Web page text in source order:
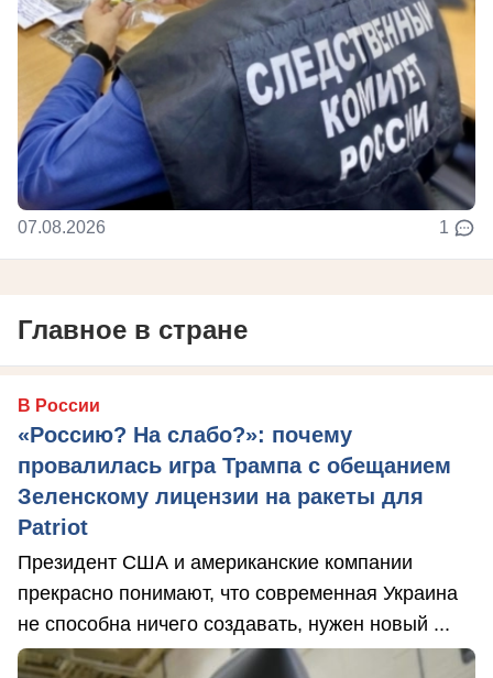
07.08.2026 1
Главное в стране
В России
«Россию? На слабо?»: почему
провалилась игра Трампа с обещанием
Зеленскому лицензии на ракеты для
Patriot
Президент США и американские компании
прекрасно понимают, что современная Украина
не способна ничего создавать, нужен новый ...